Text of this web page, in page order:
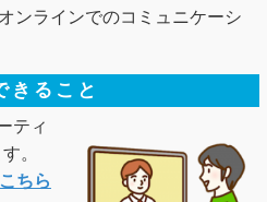
ンラインでのコミュニケーシ
きること
ティ
。
ちら